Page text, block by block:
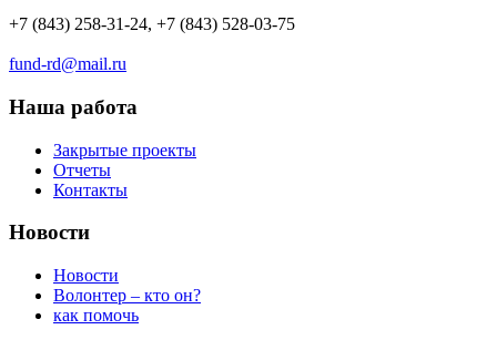
+7 (843) 258-31-24, +7 (843) 528-03-75
fund-rd@mail.ru
Наша работа
Закрытые проекты
Отчеты
Контакты
Новости
Новости
Волонтер – кто он?
как помочь